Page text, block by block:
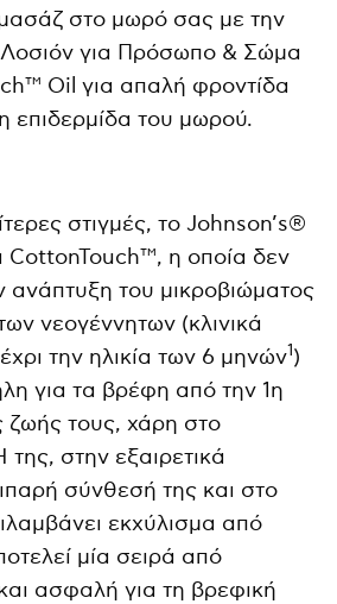
στο μωρό σας με την
για Πρόσωπο & Σώμα
Oil για απαλή φροντίδα
επιδερμίδα του μωρού.
στιγμές, το Johnson’s®
CottonTouch™, η οποία δεν
ανάπτυξη του μικροβιώματος
νεογέννητων (κλινικά
την ηλικία των 6 μηνών1)
για τα βρέφη από την 1η
ζωής τους, χάρη στο
στην εξαιρετικά
σύνθεσή της και στο
εκχύλισμα από
μία σειρά από
ασφαλή για τη βρεφική